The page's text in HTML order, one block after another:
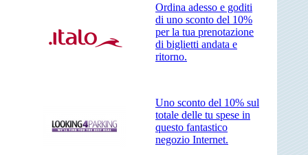
Ordina adesso e goditi
di uno sconto del 10%
per la tua prenotazione
di biglietti andata e
ritorno.
Uno sconto del 10% sul
totale delle tu spese in
questo fantastico
negozio Internet.